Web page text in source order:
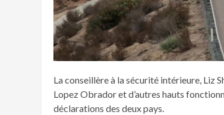
La conseillère à la sécurité intérieure, Liz
Lopez Obrador et d’autres hauts
déclarations des deux pays.